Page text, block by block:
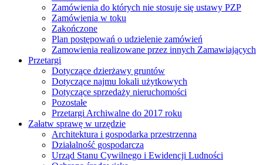
Zamówienia do których nie stosuje się ustawy PZP
Zamówienia w toku
Zakończone
Plan postępowań o udzielenie zamówień
Zamowienia realizowane przez innych Zamawiających
Przetargi
Dotyczące dzierżawy gruntów
Dotyczące najmu lokali użytkowych
Dotyczące sprzedaży nieruchomości
Pozostałe
Przetargi Archiwalne do 2017 roku
Załatw sprawę w urzędzie
Architektura i gospodarka przestrzenna
Działalność gospodarcza
Urząd Stanu Cywilnego i Ewidencji Ludności